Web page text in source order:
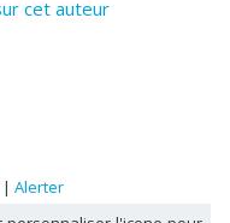
cet auteur
| Alerter